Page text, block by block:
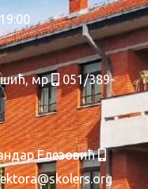
мр
051/389-
Елезовић